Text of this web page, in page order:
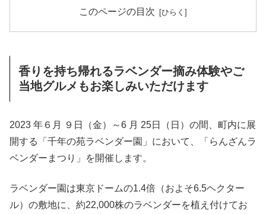
このページの目次
香りを持ち帰れるラベンダー摘み体験やご
当地グルメもお楽しみいただけます
2023 年６月 ９日（金）～6 月 25日（日）の間、町内に展
開する「千年の苑ラベンダー園」において、「らんざんラ
ベンダーまつり」を開催します。
ラベンダー園は東京ドームの1.4倍（およそ6.5ヘクター
ル）の敷地に、約22,000株のラベンダーを植え付けてお